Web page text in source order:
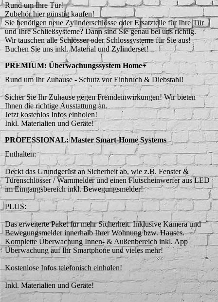
Rund um Ihre Tür!
Zubehör hier günstig kaufen!
Sie benötigen neue Zylinderschlösse oder Ersatzteile für Ihre Tür
und Ihre Schließsysteme? Dann sind Sie genau bei uns richtig.
Wir tauschen alle Schlösser oder Schlosssysteme für Sie aus!
PREMIUM: Überwachungssystem Home+
Rund um Ihr Zuhause - Schutz vor Einbruch & Diebstahl!
Sicher Sie Ihr Zuhause gegen Fremdeinwirkungen! Wir bieten
Ihnen die richtige Ausstattung an.
Jetzt kostenlos Infos einholen!
PROFESSIONAL: Master Smart-Home Systems
Enthalten:
Deckt das Grundgerüst an Sicherheit ab, wie z.B. Fenster &
Türenschlösser / Warnmelder und einen Flutscheinwerfer aus LED
im Eingangsbereich inkl. Bewegungsmelder!
PLUS:
Das erweiterte Paket für mehr Sicherheit. Inklusive Kamera und
Bewegungsmelder innerhalb Ihrer Wohnung bzw. Hauses.
Komplette Überwachung Innen- & Außenbereich inkl. App
Überwachung auf Ihr Smartphone und vieles mehr!
Kostenlose Infos telefonisch einholen!
Inkl. Materialien und Geräte!